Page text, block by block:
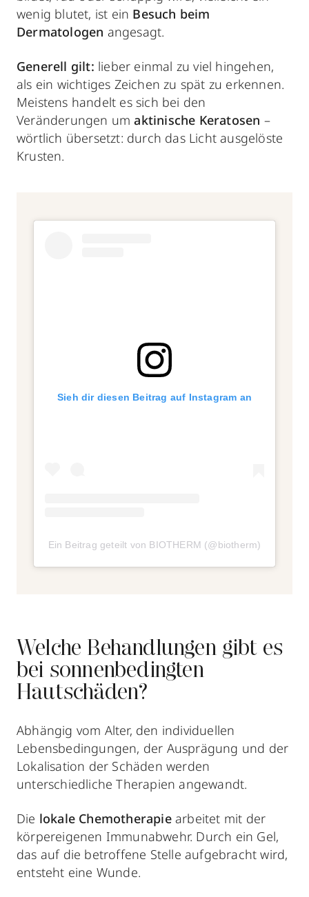
wenig blutet, ist ein Besuch beim
Dermatologen angesagt.
Generell gilt: lieber einmal zu viel hingehen,
als ein wichtiges Zeichen zu spät zu erkennen.
Meistens handelt es sich bei den
Veränderungen umaktinische Keratosen –
wörtlich übersetzt: durch das Licht ausgelöste
Krusten.
Sieh dir diesen Beitrag auf Instagram an
Ein Beitrag geteilt von BIOTHERM (@biotherm)
Welche Behandlungen gibt es
bei sonnenbedingten
Hautschäden?
Abhängig vom Alter, den individuellen
Lebensbedingungen, der Ausprägung und der
Lokalisation der Schäden werden
unterschiedliche Therapien angewandt.
Die lokale Chemotherapiearbeitet mit der
körpereigenen Immunabwehr. Durch ein Gel,
das auf die betroffene Stelle aufgebracht wird,
entsteht eine Wunde.